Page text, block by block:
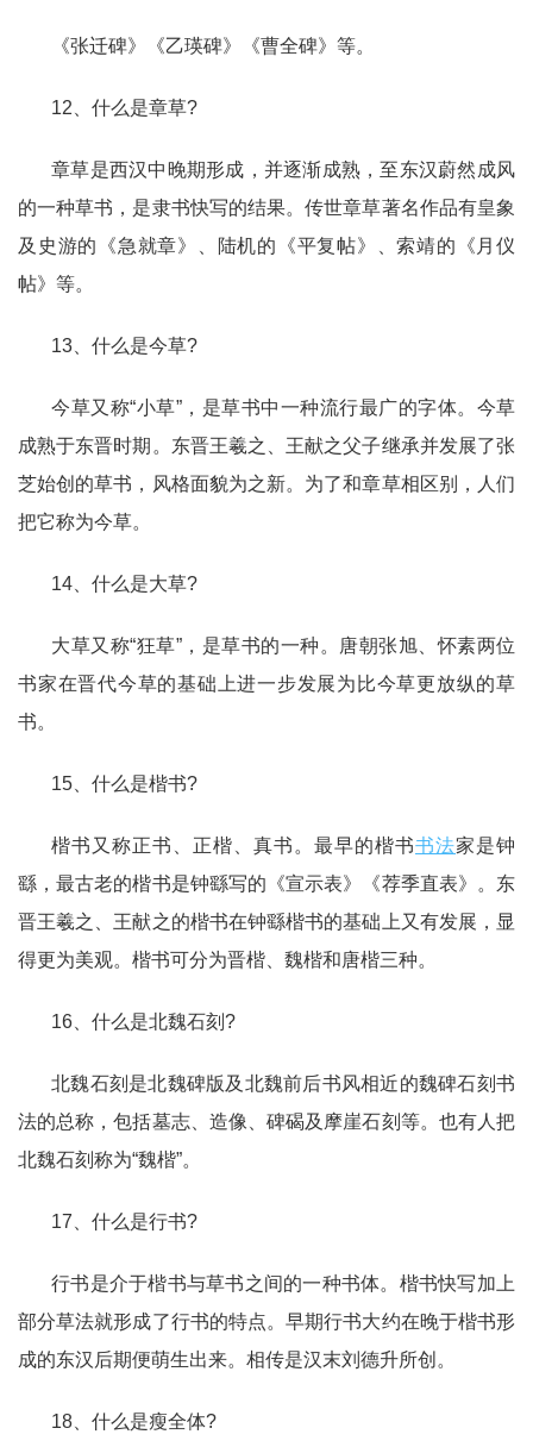
《张迁碑》《乙瑛碑》《曹全碑》等。
12、什么是章草?
章草是西汉中晚期形成，并逐渐成熟，至东汉蔚然成风
的一种草书，是隶书快写的结果。传世章草著名作品有皇象
及史游的《急就章》、陆机的《平复帖》、索靖的《月仪
帖》等。
13、什么是今草?
今草又称“小草”，是草书中一种流行最广的字体。今草
成熟于东晋时期。东晋王羲之、王献之父子继承并发展了张
芝始创的草书，风格面貌为之新。为了和章草相区别，人们
把它称为今草。
14、什么是大草?
大草又称“狂草”，是草书的一种。唐朝张旭、怀素两位
书家在晋代今草的基础上进一步发展为比今草更放纵的草
书。
15、什么是楷书?
楷书又称正书、正楷、真书。最早的楷书书法家是钟
繇，最古老的楷书是钟繇写的《宣示表》《荐季直表》。东
晋王羲之、王献之的楷书在钟繇楷书的基础上又有发展，显
得更为美观。楷书可分为晋楷、魏楷和唐楷三种。
16、什么是北魏石刻?
北魏石刻是北魏碑版及北魏前后书风相近的魏碑石刻书
法的总称，包括墓志、造像、碑碣及摩崖石刻等。也有人把
北魏石刻称为“魏楷”。
17、什么是行书?
行书是介于楷书与草书之间的一种书体。楷书快写加上
部分草法就形成了行书的特点。早期行书大约在晚于楷书形
成的东汉后期便萌生出来。相传是汉末刘德升所创。
18、什么是瘦全体?